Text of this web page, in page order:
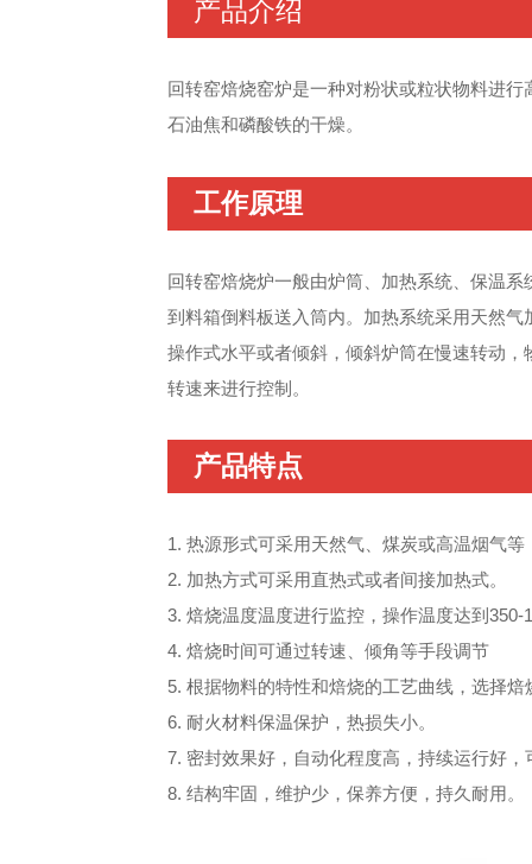
产品介绍
回转窑焙烧窑炉是一种对粉状或粒状物料进
石油焦和磷酸铁的干燥。
工作原理
回转窑焙烧炉一般由炉筒、加热系统、保温
到料箱倒料板送入筒内。加热系统采用天然
操作式水平或者倾斜，倾斜炉筒在慢速转动
转速来进行控制。
产品特点
1. 热源形式可采用天然气、煤炭或高温烟气等
2. 加热方式可采用直热式或者间接加热式。
3. 焙烧温度温度进行监控，操作温度达到
4. 焙烧时间可通过转速、倾角等手段调节
5. 根据物料的特性和焙烧的工艺曲线，选择
6. 耐火材料保温保护，热损失小。
7. 密封效果好，自动化程度高，持续运行好，
8. 结构牢固，维护少，保养方便，持久耐用。